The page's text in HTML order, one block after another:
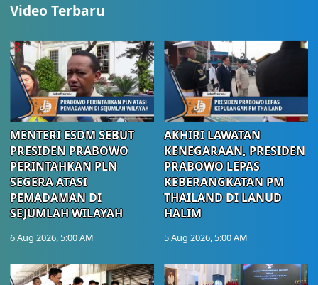
Video Terbaru
MENTERI ESDM SEBUT
PRESIDEN PRABOWO
PERINTAHKAN PLN
SEGERA ATASI
PEMADAMAN DI
SEJUMLAH WILAYAH
6 Aug 2026, 5:00 AM
AKHIRI LAWATAN
KENEGARAAN, PRESIDEN
PRABOWO LEPAS
KEBERANGKATAN PM
THAILAND DI LANUD
HALIM
5 Aug 2026, 5:00 AM